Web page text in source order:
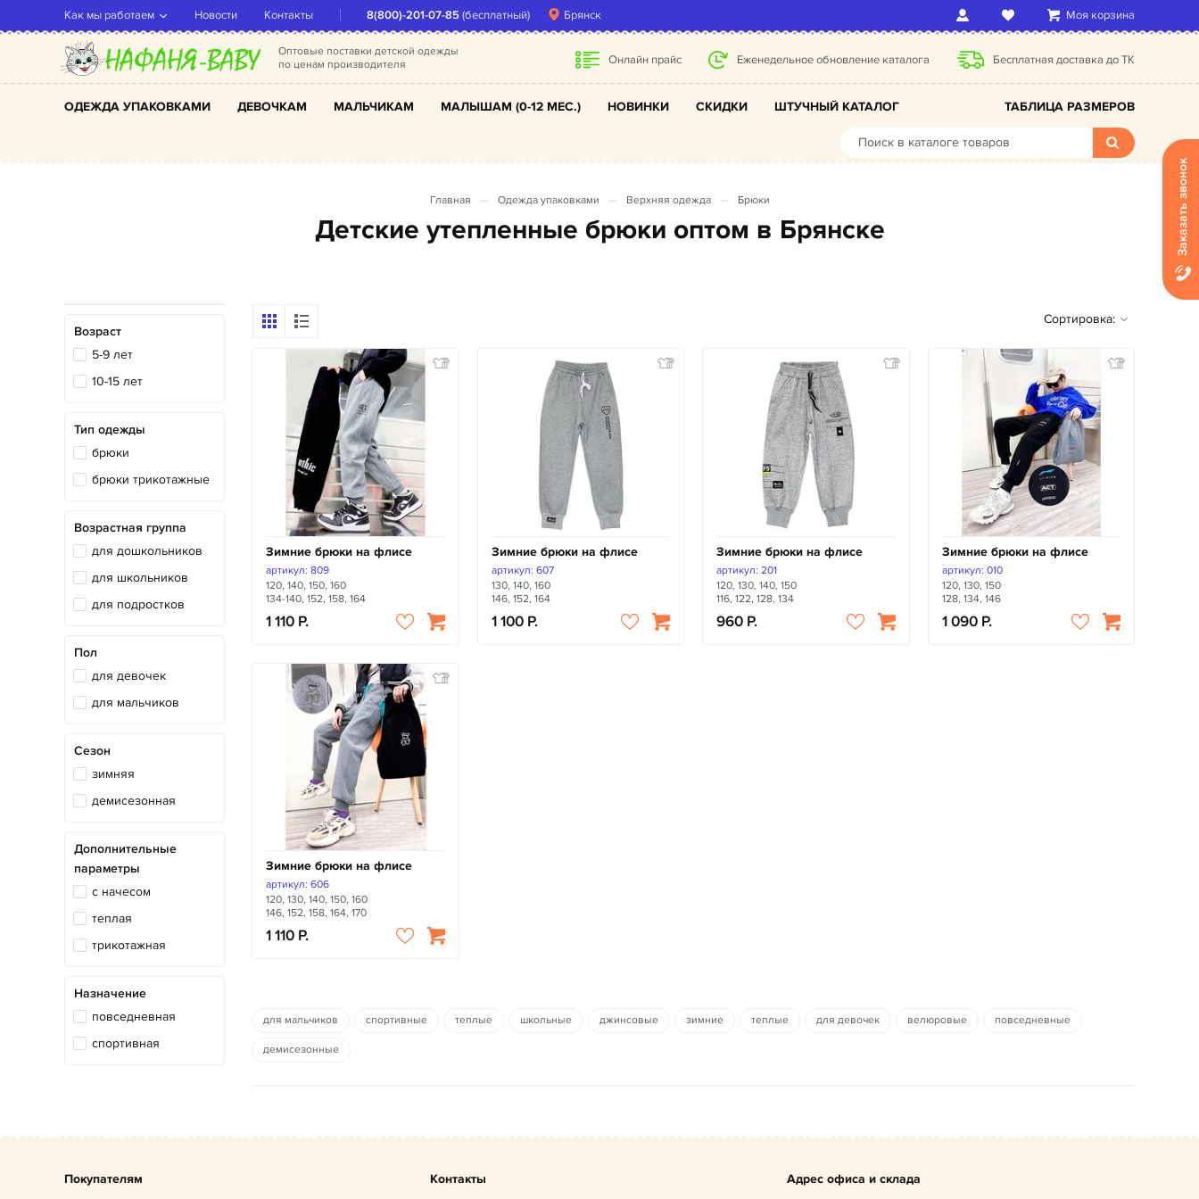
Моя корзина
Оптовые поставки детской одежды
по ценам производителя
Онлайн прайс Еженедельное обновление каталога Бесплатная доставка до ТК
ОДЕЖДА УПАКОВКАМИ ДЕВОЧКАМ МАЛЬЧИКАМ МАЛЫШАМ (0-12 МЕС.) НОВИНКИ СКИДКИ ШТУЧНЫЙ КАТАЛОГ ТАБЛИЦА РАЗМЕРОВ
Брянск
8(800)-201-07-85(бесплатный)
Как мы работаем Новости Контакты
Главная Одежда упаковками Верхняя одежда Брюки
Детские утепленные брюки оптом в Брянске
Возраст
5-9 лет
10-15 лет
Тип одежды
брюки
брюки трикотажные
Возрастная группа
для дошкольников
для школьников
для подростков
Пол
для девочек
для мальчиков
Сезон
зимняя
демисезонная
Дополнительные
параметры
с начесом
теплая
трикотажная
Назначение
повседневная
спортивная
Сортировка:
Зимние брюки на флисе
артикул: 809
120, 140, 150, 160
134-140, 152, 158, 164
1 110
Зимние брюки на флисе
артикул: 607
130, 140, 160
146, 152, 164
1 100
Зимние брюки на флисе
артикул: 201
120, 130, 140, 150
116, 122, 128, 134
960
Зимние брюки на флисе
артикул: 010
120, 130, 150
128, 134, 146
1 090
Зимние брюки на флисе
артикул: 606
120, 130, 140, 150, 160
146, 152, 158, 164, 170
1 110
для мальчиков спортивные теплые школьные джинсовые зимние теплые для девочек велюровые повседневные
демисезонные
Покупателям Контакты Адрес офиса и склада
Заказать звонок